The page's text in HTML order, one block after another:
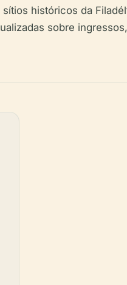
históricos da
sobre